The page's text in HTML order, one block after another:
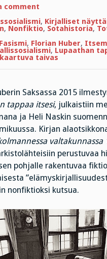
comment
oli
hyvyydessään
lähettänyt
meille
miehen
nimeltä
, Kirjalliset
, Nonfiktio, Sotahistoria,
Fasismi, Florian Huber,
, Lupaathan
taivas
Saksassa 2015
tappaa itsesi, julkaistiin
ja Heli Naskin
Kirjan
valtakunnassa
perustuvaa
pohjalle rakentuvaa
nonfiktioksi kutsua.